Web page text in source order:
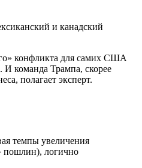
и канадский
конфликта для самих США
команда Трампа, скорее
полагает эксперт.
темпы увеличения
пошлин), логично